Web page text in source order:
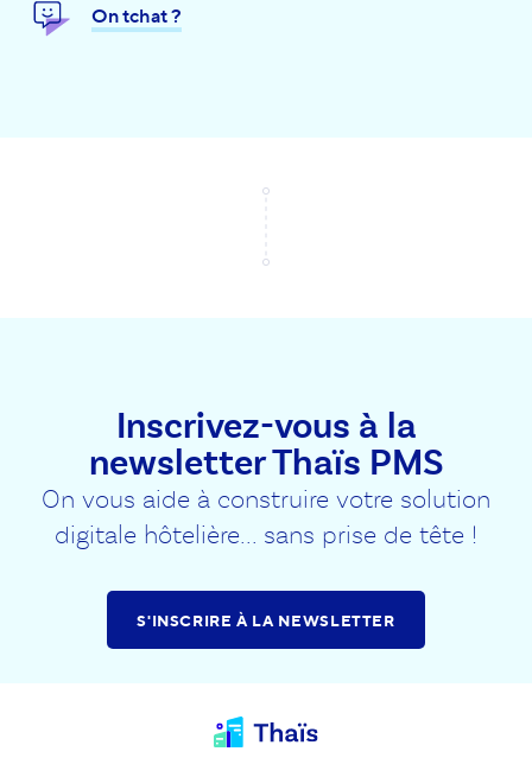
On tchat ?
Inscrivez-vous à la
newsletter Thaïs PMS
On vous aide à construire votre solution
digitale hôtelière... sans prise de tête !
S'INSCRIRE À LA NEWSLETTER